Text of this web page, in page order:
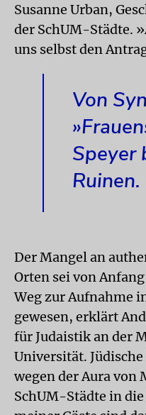
Susanne Urban,
der SchUM-Städte.
uns selbst den
Von
Speyer
Ruinen.
Der Mangel an
Orten sei von
Weg zur Aufnahme
gewesen, erklärt
für Judaistik an der
Universität.
wegen der Aura von
SchUM-Städte in